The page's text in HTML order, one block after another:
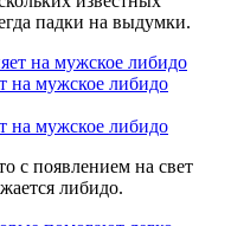
падки на выдумки.
на мужское либидо
на мужское либидо
с появлением на свет
либидо.